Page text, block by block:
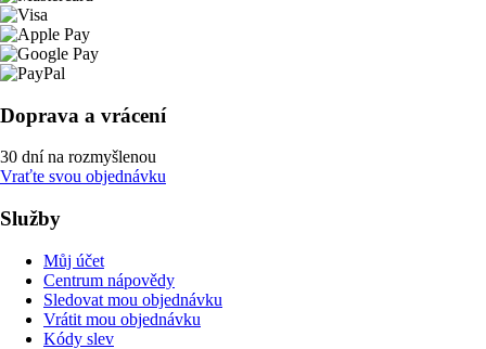
Doprava a vrácení
30 dní na rozmyšlenou
Vraťte svou objednávku
Služby
Můj účet
Centrum nápovědy
Sledovat mou objednávku
Vrátit mou objednávku
Kódy slev